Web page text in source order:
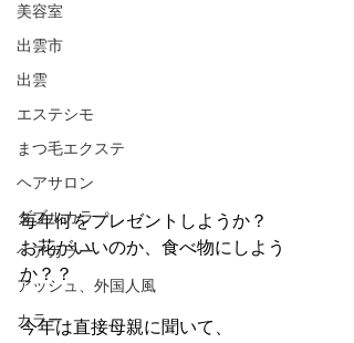
美容室
出雲市
出雲
エステシモ
まつ毛エクステ
ヘアサロン
ダブルカラー
ヘアカラー
アッシュ、外国人風
カラー
毎年何をプレゼントしようか？
お花がいいのか、食べ物にしよう
か？？
今年は直接母親に聞いて、